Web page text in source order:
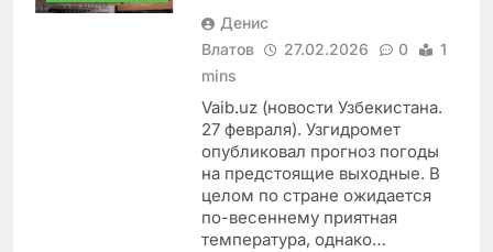
Денис
Влатов
27.02.2026 0
1
mins
Vaib.uz (новости Узбекистана.
27 февраля). Узгидромет
опубликовал прогноз погоды
на предстоящие выходные. В
целом по стране ожидается
по-весеннему приятная
температура, однако…